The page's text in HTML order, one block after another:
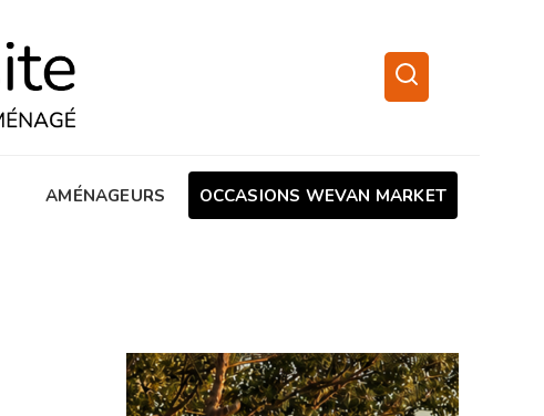
AMÉNAGEURS OCCASIONS WEVAN MARKET